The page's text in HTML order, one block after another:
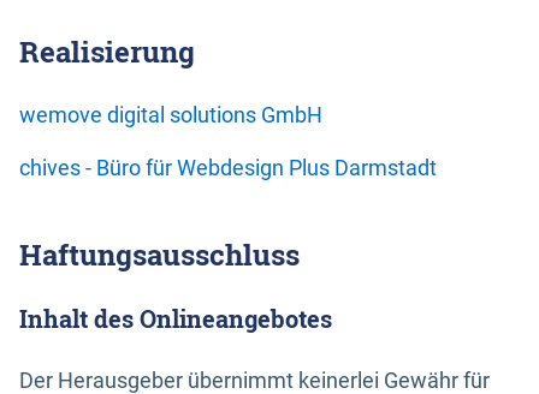
Realisierung
wemove digital solutions GmbH
chives - Büro für Webdesign Plus Darmstadt
Haftungsausschluss
Inhalt des Onlineangebotes
Der Herausgeber übernimmt keinerlei Gewähr für